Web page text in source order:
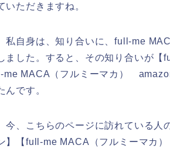
いただきますね。
私自身は、知り合いに、full-me
ました。すると、その知り合いが
me MACA（フルミーマカ）
んです。
今、こちらのページに訪れている
】【full-me MACA（フルミーマカ